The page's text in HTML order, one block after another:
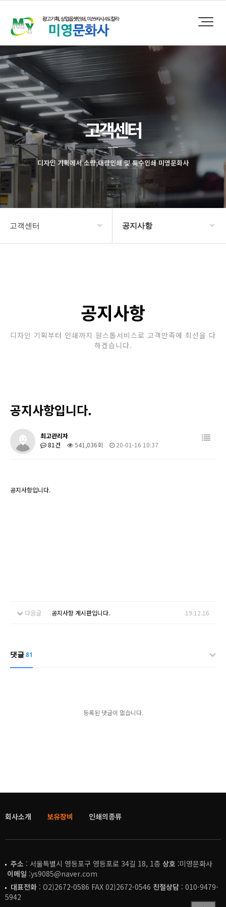
고객센터
디자인 기획에서 소량,대량인쇄 및 특수인쇄 미영문화사
고객센터 공지사항
공지사항
디자인 기획부터 인쇄까지 원스톱서비스로 고객만족에 최선을 다
하겠습니다.
공지사항입니다.
최고관리자
81건
541,036회 20-01-16 10:37
공지사항입니다.
다음글 공지사항 게시판입니다. 19.12.16
댓글81
등록된 댓글이 없습니다.
회사소개 보유장비 인쇄의종류
주소 : 서울특별시 영등포구 영등포로 34길 18, 1층 상호 :미영문화사
이메일 :ys9085@naver.com
대표전화 : O2)2672-0586 FAX 02)2672-0546 친절상담 : 010-9479-
5942